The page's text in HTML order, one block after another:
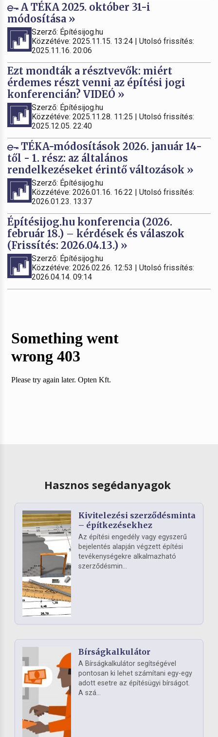
A TÉKA 2025. október 31-i
módosítása »
Szerző: Építésijog.hu
Közzétéve: 2025.11.15. 13:24 | Utolsó frissítés:
2025.11.16. 20:06
Ezt mondták a résztvevők: miért
érdemes részt venni az építési jogi
konferencián? VIDEÓ »
Szerző: Építésijog.hu
Közzétéve: 2025.11.28. 11:25 | Utolsó frissítés:
2025.12.05. 22:40
TÉKA-módosítások 2026. január 14-
től - 1. rész: az általános
rendelkezéseket érintő változások »
Szerző: Építésijog.hu
Közzétéve: 2026.01.16. 16:22 | Utolsó frissítés:
2026.01.23. 13:37
Építésijog.hu konferencia (2026.
február 18.) – kérdések és válaszok
(Frissítés: 2026.04.13.) »
Szerző: Építésijog.hu
Közzétéve: 2026.02.26. 12:53 | Utolsó frissítés:
2026.04.14. 09:14
Hasznos segédanyagok
Kivitelezési szerződésminta
– építkezésekhez
Az építési engedély vagy egyszerű
bejelentés alapján végzett építési
tevékenységekre alkalmazható
szerződésmin...
Bírságkalkulátor
A Bírságkalkulátor segítségével
pontosan ki lehet számítani egy-egy
adott esetre az építésügyi bírságot.
A szá...